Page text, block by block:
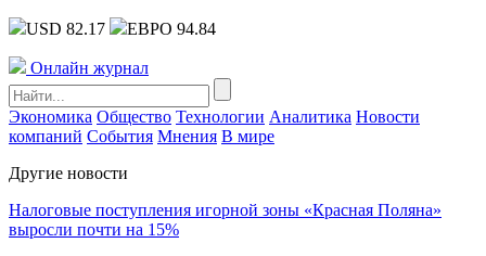
USD 82.17 ЕВРО 94.84
Онлайн журнал
Экономика Общество Технологии Аналитика Новости
компаний События Мнения В мире
Другие новости
Налоговые поступления игорной зоны «Красная Поляна»
выросли почти на 15%